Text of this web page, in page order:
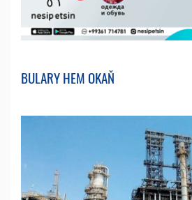
BULARY HEM OKAŇ